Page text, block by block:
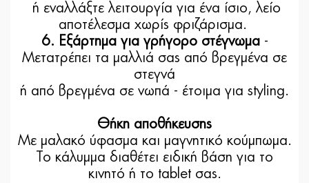
ή εναλλάξτε λειτουργία για ένα ίσιο, λείο
αποτέλεσμα χωρίς φριζάρισμα.
6. Εξάρτημα για γρήγορο στέγνωμα-
Μετατρέπει τα μαλλιά σας από βρεγμένα σε
στεγνά
ή από βρεγμένα σε νωπά - έτοιμα για styling.
Θήκη αποθήκευσης
Με μαλακό ύφασμα και μαγνητικό κούμπωμα.
Το κάλυμμα διαθέτει ειδική βάση για το
κινητό ή το tablet σας.